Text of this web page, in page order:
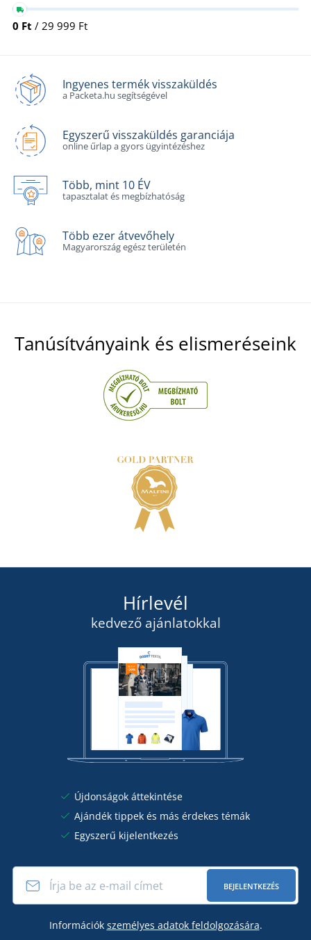
0 Ft / 29 999 Ft
Ingyenes termék visszaküldés
a Packeta.hu segítségével
Egyszerű visszaküldés garanciája
online űrlap a gyors ügyintézéshez
Több, mint 10 ÉV
tapasztalat és megbízhatóság
Több ezer átvevőhely
Magyarország egész területén
Tanúsítványaink és elismeréseink
Hírlevél
kedvező ajánlatokkal
Újdonságok áttekintése
Ajándék tippek és más érdekes témák
Egyszerű kijelentkezés
BEJELENTKEZÉS
Információk személyes adatok feldolgozására.